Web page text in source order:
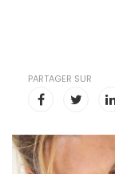
PARTAGER SUR